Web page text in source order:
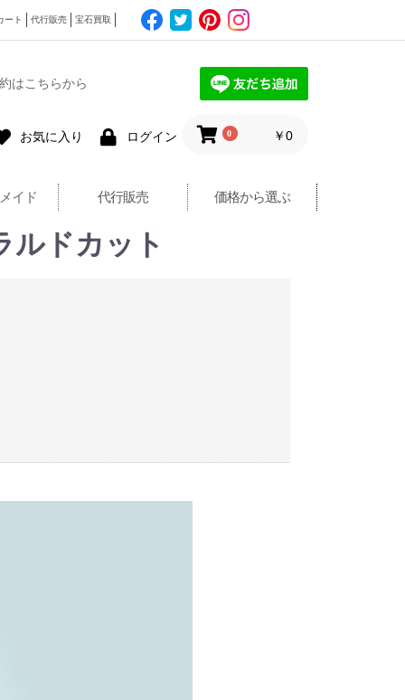
ート 代行販売 宝石買取
はこちらから
お気に入り ログイン 0 ￥0
イド 代行販売 価格から選ぶ
ルドカット